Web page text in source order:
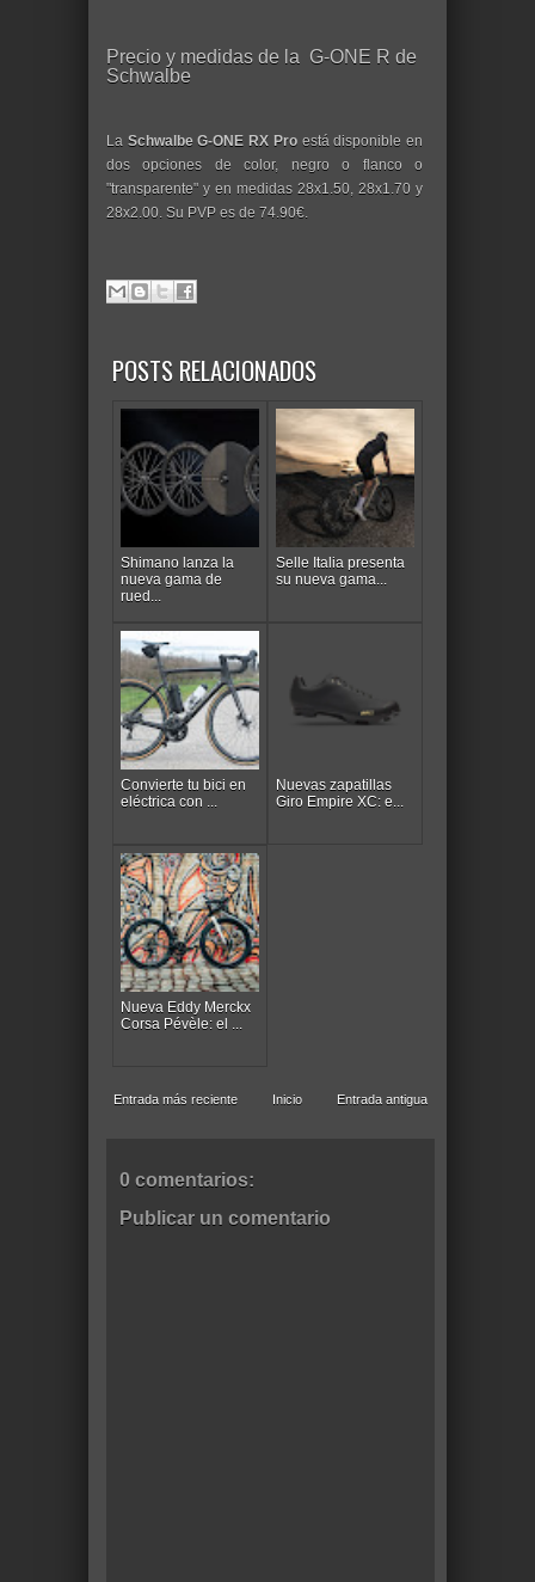
Precio y medidas de la G-ONE R de
Schwalbe
La Schwalbe G-ONE RX Proestá disponible en
dos opciones de color, negro o flanco o
"transparente" y en medidas 28x1.50, 28x1.70 y
28x2.00. Su PVP es de 74.90€.
POSTS RELACIONADOS
Shimano lanza la
nueva gama de
rued...
Selle Italia presenta
su nueva gama...
Convierte tu bici en
eléctrica con ...
Nuevas zapatillas
Giro Empire XC: e...
Nueva Eddy Merckx
Corsa Pévèle: el ...
Entrada más reciente Entrada antigua
Inicio
0 comentarios:
Publicar un comentario